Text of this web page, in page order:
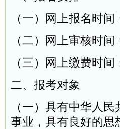
（一）网上报名时
（二）网上审核时
（三）网上缴费时
二、报考对象
（一）具有中华人
事业，具有良好的思